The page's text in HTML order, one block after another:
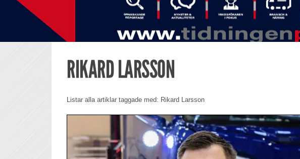
RIKARD LARSSON
Listar alla artiklar taggade med: Rikard Larsson